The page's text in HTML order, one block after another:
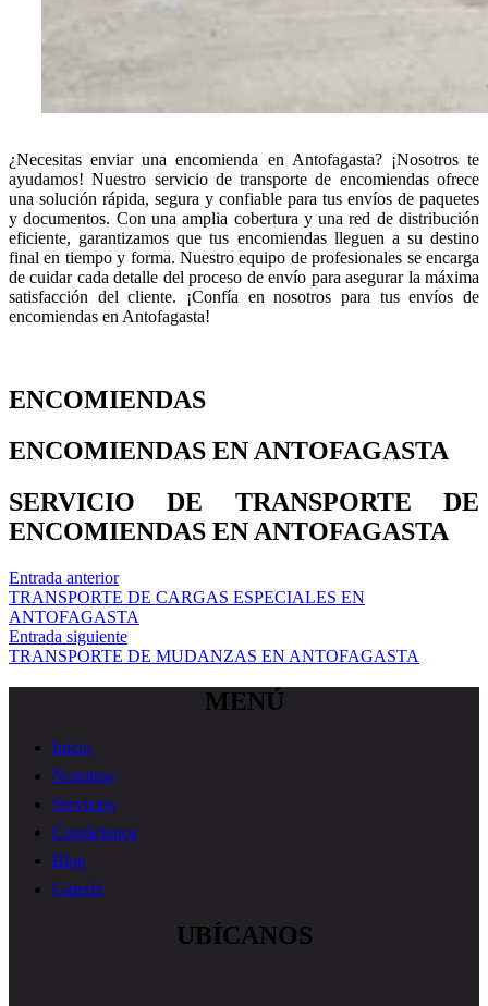
¿Necesitas enviar una encomienda en Antofagasta? ¡Nosotros te
ayudamos! Nuestro servicio de transporte de encomiendas ofrece
una solución rápida, segura y confiable para tus envíos de paquetes
y documentos. Con una amplia cobertura y una red de distribución
eficiente, garantizamos que tus encomiendas lleguen a su destino
final en tiempo y forma. Nuestro equipo de profesionales se encarga
de cuidar cada detalle del proceso de envío para asegurar la máxima
satisfacción del cliente. ¡Confía en nosotros para tus envíos de
encomiendas en Antofagasta!
ENCOMIENDAS
ENCOMIENDAS EN ANTOFAGASTA
SERVICIO DE TRANSPORTE DE
ENCOMIENDAS EN ANTOFAGASTA
Entrada anterior
TRANSPORTE DE CARGAS ESPECIALES EN
ANTOFAGASTA
Entrada siguiente
TRANSPORTE DE MUDANZAS EN ANTOFAGASTA
MENÚ
Inicio
Nosotros
Servicios
Contáctanos
Blog
Galería
UBÍCANOS